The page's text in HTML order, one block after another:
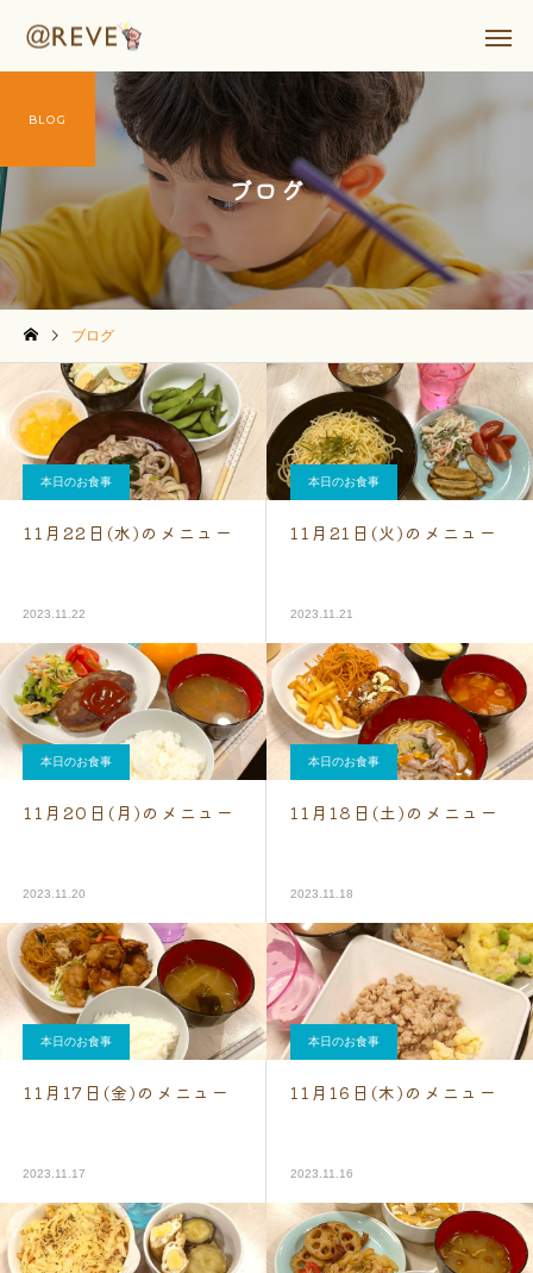
ブログ
BLOG
ブログ
本日のお食事
11月22日(水)のメニュー
2023.11.22
本日のお食事
11月21日(火)のメニュー
2023.11.21
本日のお食事
11月20日(月)のメニュー
2023.11.20
本日のお食事
11月18日(土)のメニュー
2023.11.18
本日のお食事
11月17日(金)のメニュー
2023.11.17
本日のお食事
11月16日(木)のメニュー
2023.11.16